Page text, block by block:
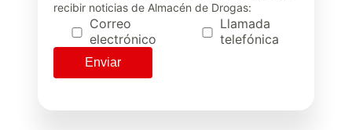
recibir noticias de Almacén de Drogas:
Correo
electrónico
Llamada
telefónica